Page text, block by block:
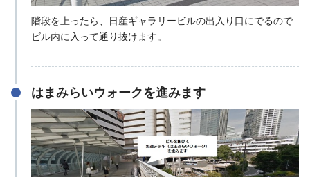
階段を上ったら、日産ギャラリービルの出入り口にでるので
ビル内に入って通り抜けます。
はまみらいウォークを進みます